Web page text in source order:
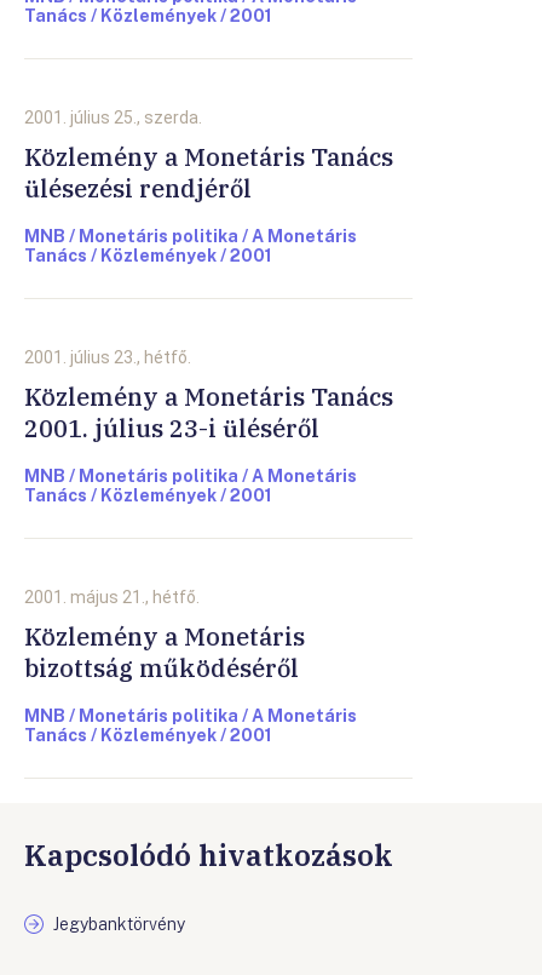
Tanács / Közlemények / 2001
2001. július 25., szerda.
Közlemény a Monetáris Tanács
ülésezési rendjéről
MNB / Monetáris politika / A Monetáris
Tanács / Közlemények / 2001
2001. július 23., hétfő.
Közlemény a Monetáris Tanács
2001. július 23-i üléséről
MNB / Monetáris politika / A Monetáris
Tanács / Közlemények / 2001
2001. május 21., hétfő.
Közlemény a Monetáris
bizottság működéséről
MNB / Monetáris politika / A Monetáris
Tanács / Közlemények / 2001
Kapcsolódó hivatkozások
Jegybanktörvény